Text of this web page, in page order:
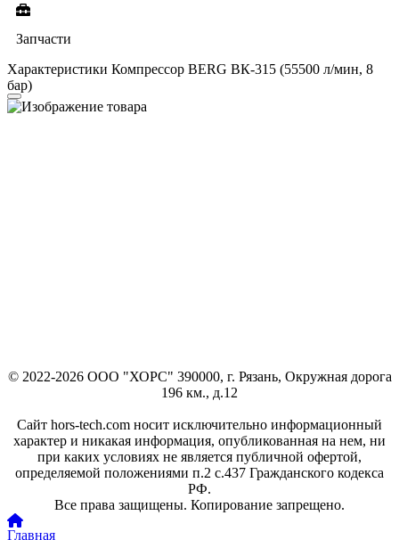
Запчасти
Характеристики Компрессор BERG ВК-315 (55500 л/мин, 8
бар)
© 2022-2026 ООО "ХОРС" 390000, г. Рязань, Окружная дорога
196 км., д.12
Сайт hors-tech.com носит исключительно информационный
характер и никакая информация, опубликованная на нем, ни
при каких условиях не является публичной офертой,
определяемой положениями п.2 с.437 Гражданского кодекса
РФ.
Все права защищены. Копирование запрещено.
Главная